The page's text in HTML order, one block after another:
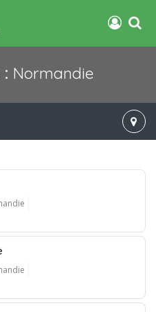
Normandie